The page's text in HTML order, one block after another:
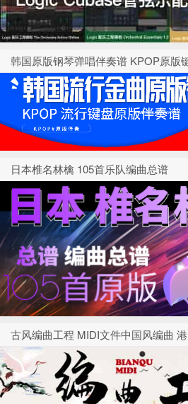
韩国原版钢琴弹唱伴奏谱 KPOP原版
日本椎名林檎 105首乐队编曲总谱
古风编曲工程 MIDI文件中国风编曲